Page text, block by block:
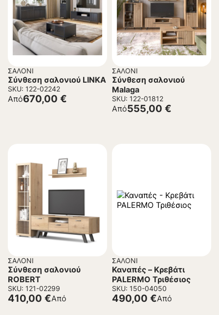
ΣΑΛΌΝΙ
Σύνθεση σαλονιού LINKA
SKU: 122-02242
670,00 €
Από
ΣΑΛΌΝΙ
Σύνθεση σαλονιού
Malaga
SKU: 122-01812
555,00 €
Από
ΣΑΛΌΝΙ
Σύνθεση σαλονιού
ROBERT
SKU: 121-02299
Από
410,00 €
ΣΑΛΌΝΙ
Καναπές – Κρεβάτι
PALERMO Τριθέσιος
SKU: 150-04050
Από
490,00 €